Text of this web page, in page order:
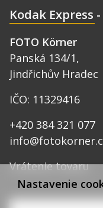
Kodak Express
FOTO Körner
Panská 134/1,
Jindřichův Hradec
IČO: 11329416
+420 384 321 077
Vrátenie tovaru
Nastavenie